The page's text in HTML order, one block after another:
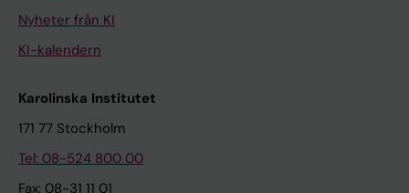
Nyheter från KI
KI-kalendern
Karolinska Institutet
171 77 Stockholm
Tel: 08-524 800 00
Fax: 08-31 11 01